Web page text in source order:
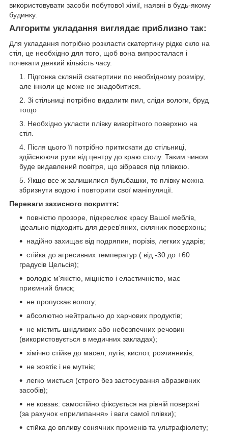
використовувати засоби побутової хімії, наявні в будь-якому
будинку.
Алгоритм укладання виглядає приблизно так:
Для укладання потрібно розкласти скатертину рідке скло на
стіл, це необхідно для того, щоб вона випросталася і
почекати деякий кількість часу.
Підгонка скляній скатертини по необхідному розміру,
але інколи це може не знадобитися.
Зі стільниці потрібно видалити пил, сліди вологи, бруд
тощо
Необхідно укласти плівку виворітного поверхню на
стіл.
Після цього її потрібно притискати до стільниці,
здійснюючи рухи від центру до краю столу. Таким чином
буде видавлений повітря, що зібрався під плівкою.
Якщо все ж залишилися бульбашки, то плівку можна
збризнути водою і повторити свої маніпуляції.
Переваги захисного покриття:
повністю прозоре, підкреслює красу Вашої меблів,
ідеально підходить для дерев'яних, скляних поверхонь;
надійно захищає від подряпин, порізів, легких ударів;
стійка до агресивних температур ( від -30 до +60
градусів Цельсія);
володіє м'якістю, міцністю і еластичністю, має
приємний блиск;
не пропускає вологу;
абсолютно нейтрально до харчових продуктів;
не містить шкідливих або небезпечних речовин
(використовується в медичних закладах);
хімічно стійке до масел, лугів, кислот, розчинників;
не жовтіє і не мутніє;
легко миється (строго без застосування абразивних
засобів);
не ковзає: самостійно фіксується на рівній поверхні
(за рахунок «прилипання» і ваги самої плівки);
стійка до впливу сонячних променів та ультрафіолету;